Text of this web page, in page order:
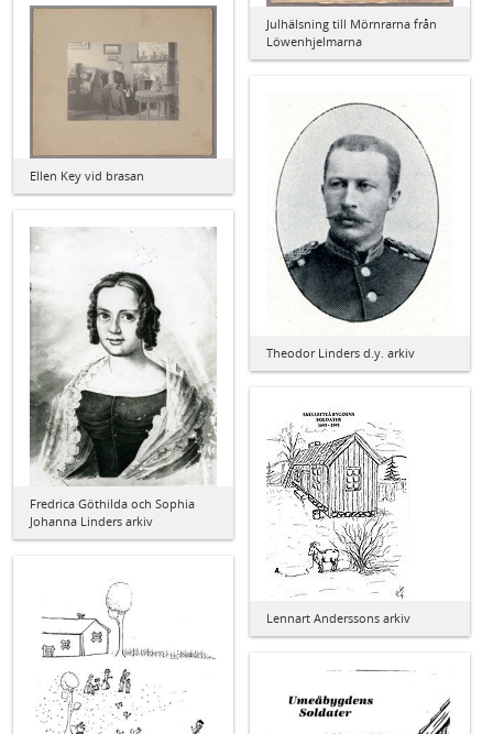
Julhälsning till Mörnrarna från
Löwenhjelmarna
Ellen Key vid brasan
Theodor Linders d.y. arkiv
Fredrica Göthilda och Sophia
Johanna Linders arkiv
Lennart Anderssons arkiv